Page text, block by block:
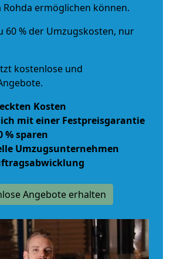
Rohda ermöglichen können.
60 % der Umzugskosten, nur
kostenlose und
Kosten
mit einer Festpreisgarantie
% sparen
Umzugsunternehmen
Angebote erhalten